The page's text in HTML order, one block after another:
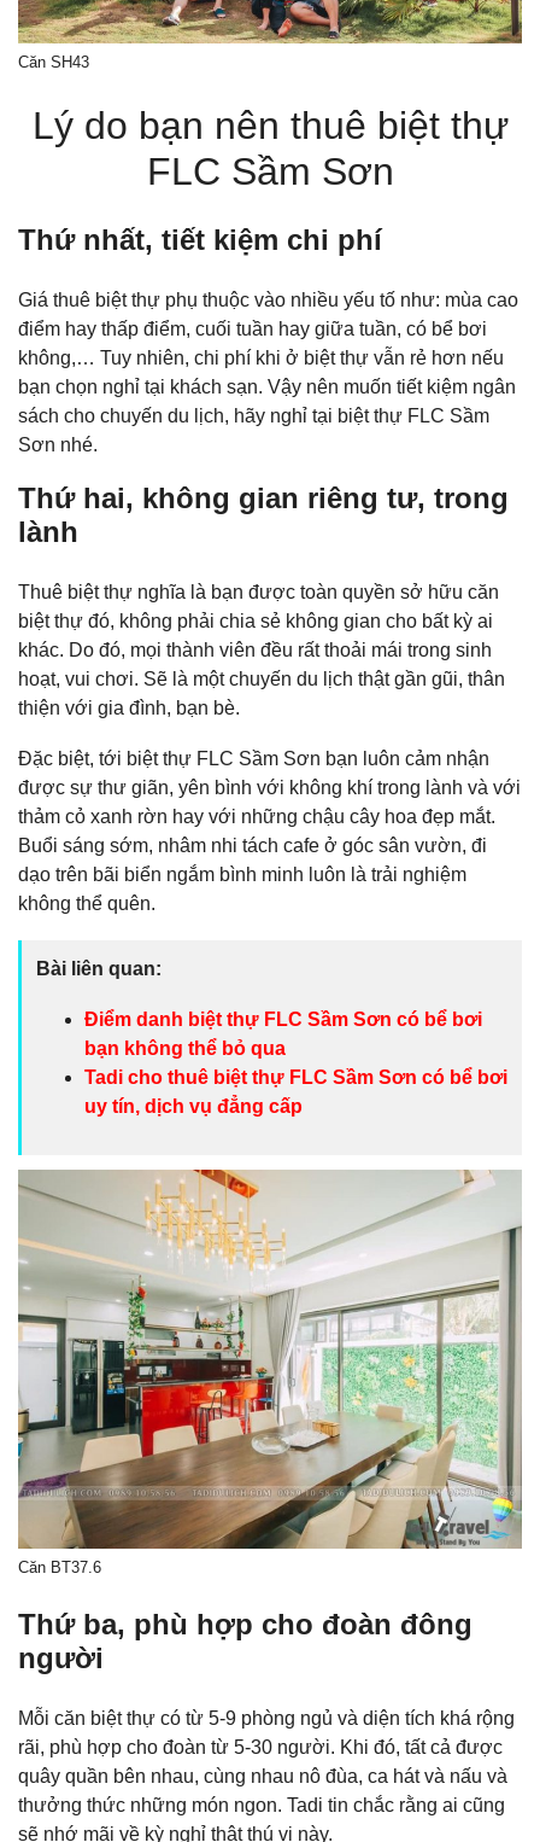
Căn SH43
Lý do bạn nên thuê biệt thự
FLC Sầm Sơn
Thứ nhất, tiết kiệm chi phí
Giá thuê biệt thự phụ thuộc vào nhiều yếu tố như: mùa cao
điểm hay thấp điểm, cuối tuần hay giữa tuần, có bể bơi
không,… Tuy nhiên, chi phí khi ở biệt thự vẫn rẻ hơn nếu
bạn chọn nghỉ tại khách sạn. Vậy nên muốn tiết kiệm ngân
sách cho chuyến du lịch, hãy nghỉ tại biệt thự FLC Sầm
Sơn nhé.
Thứ hai, không gian riêng tư, trong
lành
Thuê biệt thự nghĩa là bạn được toàn quyền sở hữu căn
biệt thự đó, không phải chia sẻ không gian cho bất kỳ ai
khác. Do đó, mọi thành viên đều rất thoải mái trong sinh
hoạt, vui chơi. Sẽ là một chuyến du lịch thật gần gũi, thân
thiện với gia đình, bạn bè.
Đặc biệt, tới biệt thự FLC Sầm Sơn bạn luôn cảm nhận
được sự thư giãn, yên bình với không khí trong lành và với
thảm cỏ xanh rờn hay với những chậu cây hoa đẹp mắt.
Buổi sáng sớm, nhâm nhi tách cafe ở góc sân vườn, đi
dạo trên bãi biển ngắm bình minh luôn là trải nghiệm
không thể quên.
Bài liên quan:
Điểm danh biệt thự FLC Sầm Sơn có bể bơi
bạn không thể bỏ qua
Tadi cho thuê biệt thự FLC Sầm Sơn có bể bơi
uy tín, dịch vụ đẳng cấp
Căn BT37.6
Thứ ba, phù hợp cho đoàn đông
người
Mỗi căn biệt thự có từ 5-9 phòng ngủ và diện tích khá rộng
rãi, phù hợp cho đoàn từ 5-30 người. Khi đó, tất cả được
quây quần bên nhau, cùng nhau nô đùa, ca hát và nấu và
thưởng thức những món ngon. Tadi tin chắc rằng ai cũng
sẽ nhớ mãi về kỳ nghỉ thật thú vị này.